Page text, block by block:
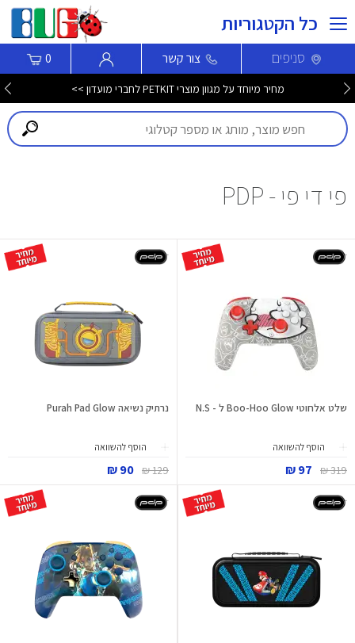
כל הקטגוריות
סניפים צור קשר 0
מחיר מיוחד על מגוון מוצרי PETKIT לחברי מועדון >>
פי די פי - PDP
שלט אלחוטי Boo-Hoo Glow ל - N.S
הוסף להשוואה
319 ₪
97 ₪
נרתיק נשיאה Purah Pad Glow
הוסף להשוואה
129 ₪
90 ₪